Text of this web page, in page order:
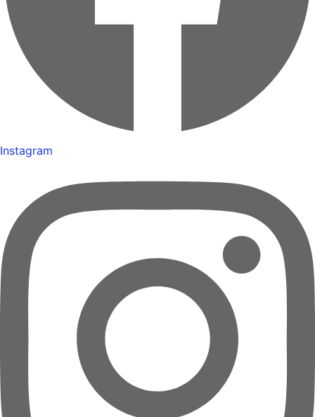
Instagram